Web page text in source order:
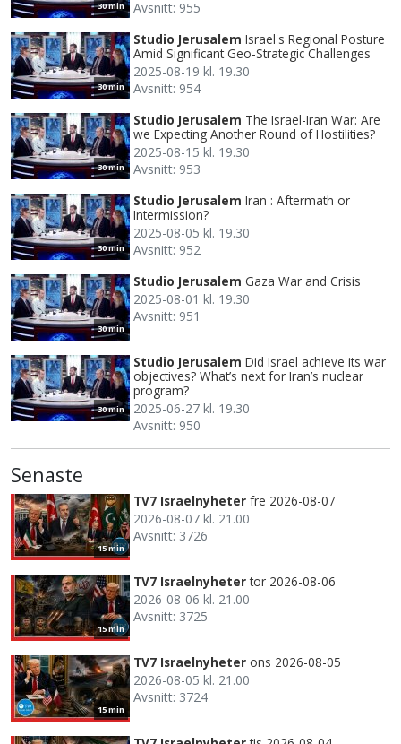
30 min
Avsnitt: 955
30 min
Studio Jerusalem Israel's Regional Posture
Amid Significant Geo-Strategic Challenges
2025-08-19 kl. 19.30
Avsnitt: 954
30 min
Studio Jerusalem The Israel-Iran War: Are
we Expecting Another Round of Hostilities?
2025-08-15 kl. 19.30
Avsnitt: 953
30 min
Studio Jerusalem Iran : Aftermath or
Intermission?
2025-08-05 kl. 19.30
Avsnitt: 952
30 min
Studio Jerusalem Gaza War and Crisis
2025-08-01 kl. 19.30
Avsnitt: 951
30 min
Studio Jerusalem Did Israel achieve its war
objectives? What’s next for Iran’s nuclear
program?
2025-06-27 kl. 19.30
Avsnitt: 950
Senaste
15 min
TV7 Israelnyheter fre 2026-08-07
2026-08-07 kl. 21.00
Avsnitt: 3726
15 min
TV7 Israelnyheter tor 2026-08-06
2026-08-06 kl. 21.00
Avsnitt: 3725
15 min
TV7 Israelnyheter ons 2026-08-05
2026-08-05 kl. 21.00
Avsnitt: 3724